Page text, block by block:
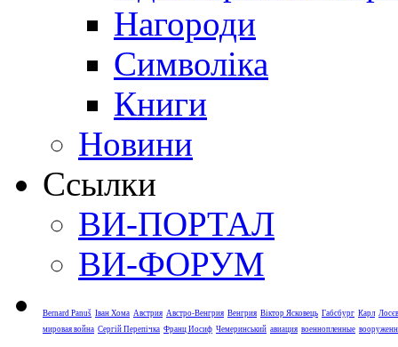
Нагороди
Символіка
Книги
Новини
Ссылки
ВИ-ПОРТАЛ
ВИ-ФОРУМ
Bernard Panuš Іван Хома Австрия Австро-Венгрия Венгрия Віктор Ясковець Габсбург Карл Лосєв
мировая война Сергій Перепічка Франц Иосиф Чемеринський авиация военнопленные